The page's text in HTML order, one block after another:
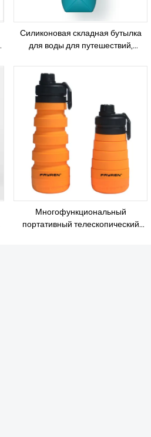
Силиконовая складная бутылка
для воды для путешествий,
туризма для путешествий,
спортзала, кемпинга, пешего
туризма
Многофункциональный
портативный телескопический